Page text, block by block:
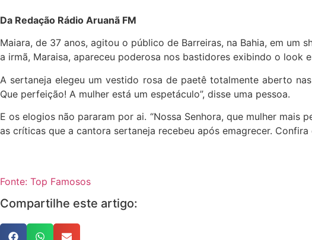
Da Redação Rádio Aruanã FM
Maiara, de 37 anos, agitou o público de Barreiras, na Bahia, em um
a irmã, Maraisa, apareceu poderosa nos bastidores exibindo o look
A sertaneja elegeu um vestido rosa de paetê totalmente aberto
Que perfeição! A mulher está um espetáculo”, disse uma pessoa.
E os elogios não pararam por ai. “Nossa Senhora, que mulher mais
as críticas que a cantora sertaneja recebeu após emagrecer.
Fonte: Top Famosos
Compartilhe este artigo: